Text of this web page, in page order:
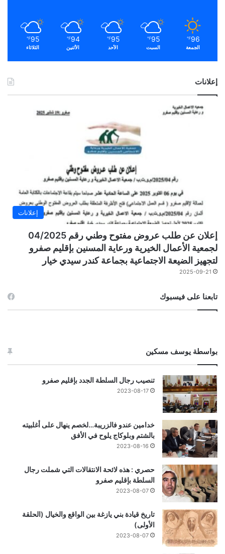
96
℉
الجمعة
95
℉
السبت
95
℉
الأحد
94
℉
الأثنين
95
℉
الثلاثاء
إعلانات
إعلانات
إعلان عن طلب عروض مفتوح وطني رقم 04/2025
لجمعية الأعمال الخيرية ورعاية المسنين بإقليم صفرو
لتجهيز الضيعة الاجتماعية بجماعة كندر سيدي خيار
2025-09-21
تابعنا على فيسبوك
بواسطة يوسف مسكين
تنصيب رجال السلطة الجدد بإقليم صفرو
2023-08-17
خدامين عندو فالزريبة…لخصم ينهال على أغلبيته
بالشتم وبلوكاج يلوح في الأفق
2023-08-16
حصري : هذه لائحة الانتقالات التي شملت رجال
السلطة بإقليم صفرو
2023-08-07
تاريخ قيادة بني يازغة بين الواقع والخيال (الحلقة
الأولى)
2023-08-07